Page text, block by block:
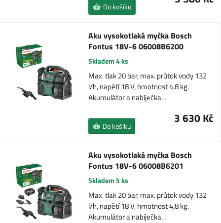
Do košíku
Aku vysokotlaká myčka Bosch
Fontus 18V-6 06008B6200
Skladem 4 ks
Max. tlak 20 bar, max. průtok vody 132
l/h, napětí 18 V, hmotnost 4,8 kg.
Akumulátor a nabíječka…
3 630 Kč
Do košíku
Aku vysokotlaká myčka Bosch
Fontus 18V-6 06008B6201
Skladem 5 ks
Max. tlak 20 bar, max. průtok vody 132
l/h, napětí 18 V, hmotnost 4,8 kg.
Akumulátor a nabíječka…